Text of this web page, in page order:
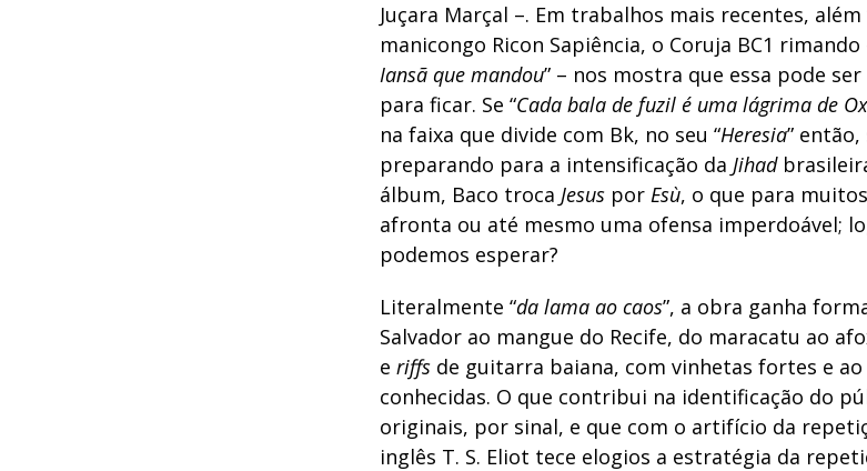
Juçara Marçal –. Em trabalhos mais recentes, além
manicongo Ricon Sapiência, o Coruja BC1 rimando
Iansã que mandou” – nos mostra que essa pode
para ficar. Se “Cada bala de fuzil é uma lágrima de
na faixa que divide com Bk, no seu “Heresia”
preparando para a intensificação da Jihad
álbum, Baco troca Jesus por Esù, o que para
afronta ou até mesmo uma ofensa imperdoável;
podemos esperar?
Literalmente “da lama ao caos”, a obra ganha
Salvador ao mangue do Recife, do maracatu ao
e riffs de guitarra baiana, com vinhetas fortes e
conhecidas. O que contribui na identificação do
originais, por sinal, e que com o artifício da
inglês T. S. Eliot tece elogios a estratégia da